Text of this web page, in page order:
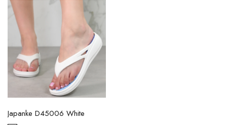
Japanke D45006 White